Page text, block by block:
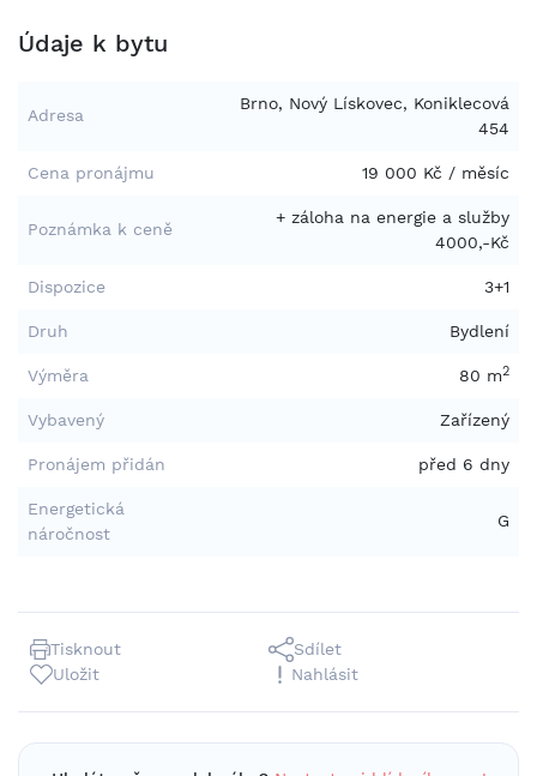
Tisknout
Sdílet
Uložit
Nahlásit
Údaje k bytu
Adresa
Brno, Nový Lískovec, Koniklecová
454
Cena pronájmu 19 000 Kč / měsíc
Poznámka k ceně
+ záloha na energie a služby
4000,-Kč
Dispozice 3+1
Druh Bydlení
Výměra 80 m2
Vybavený Zařízený
Pronájem přidán před 6 dny
Energetická
náročnost
G